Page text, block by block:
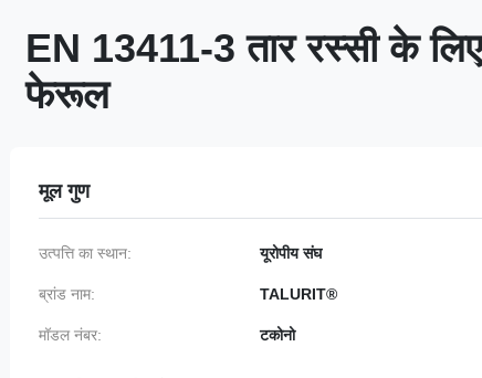
EN 13411-3 तार रस्सी के लिए
फेरूल
मूल गुण
उत्पत्ति का स्थान: यूरोपीय संघ
ब्रांड नाम: TALURIT®
मॉडल नंबर: टकोनो